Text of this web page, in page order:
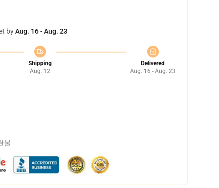
byAug. 16 - Aug. 23
Shipping
Aug. 12
Delivered
Aug. 16 - Aug. 23
불